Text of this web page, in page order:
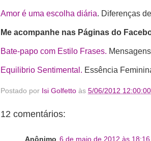
Amor é uma escolha diária. Diferenças
Me acompanhe nas Páginas do
Bate-papo com Estilo Frases.
Equilibrio Sentimental. Essência
Postado por Isi Golfetto às 5/06/2012
12 comentários:
Anônimo 6 de maio de 2012 às 18:16